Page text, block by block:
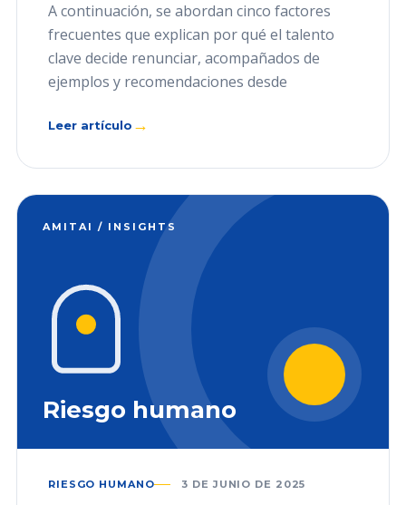
A continuación, se abordan cinco factores
frecuentes que explican por qué el talento
clave decide renunciar, acompañados de
ejemplos y recomendaciones desde
Leer artículo →
AMITAI / INSIGHTS
Riesgo humano
RIESGO HUMANO 3 DE JUNIO DE 2025